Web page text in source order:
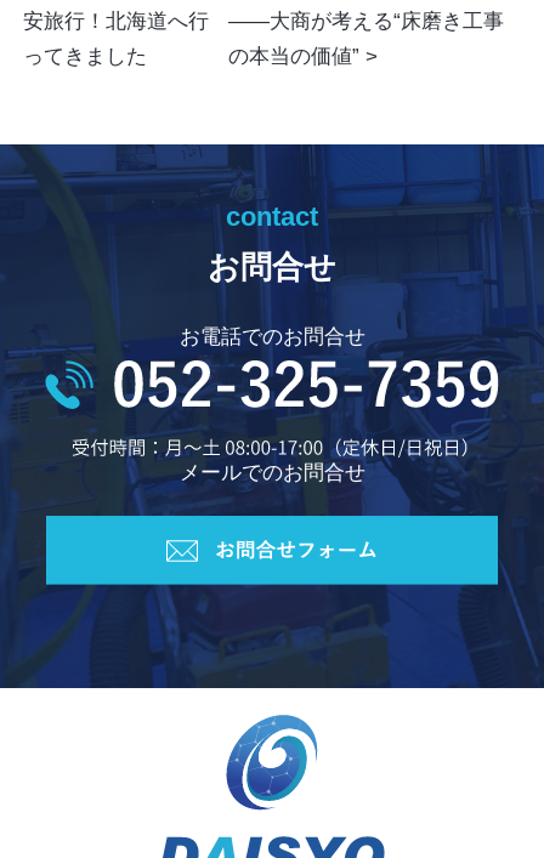
安旅行！北海道へ行
ってきました
——大商が考える“床磨き工事
の本当の価値”
contact
お問合せ
お電話でのお問合せ
メールでのお問合せ